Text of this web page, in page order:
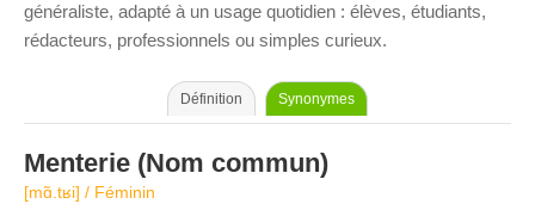
généraliste, adapté à un usage quotidien : élèves, étudiants,
rédacteurs, professionnels ou simples curieux.
Définition Synonymes
Menterie (Nom commun)
[mɑ̃.tʁi] / Féminin